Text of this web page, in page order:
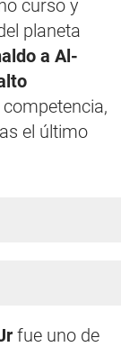
curso y
planeta
a Al-
el último
fue uno de